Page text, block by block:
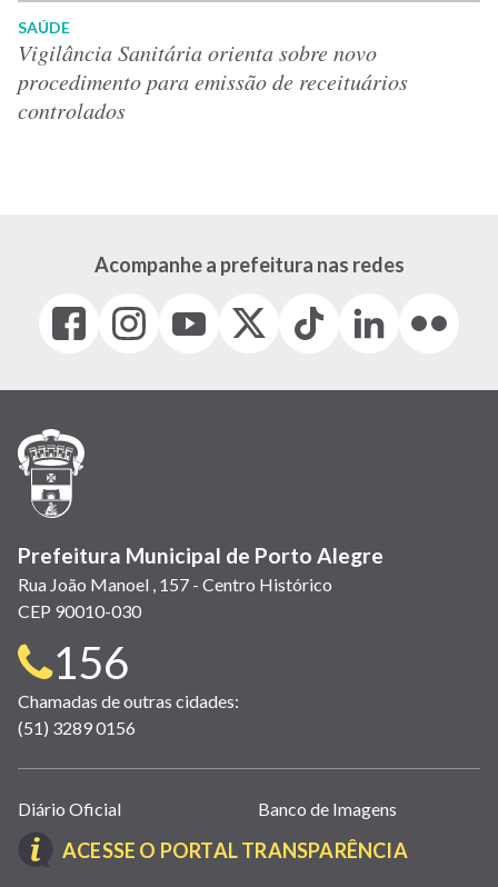
SAÚDE
Vigilância Sanitária orienta sobre novo
procedimento para emissão de receituários
controlados
Acompanhe a prefeitura nas redes
Facebook
(link
em
janela)
Instagram
(link
em
(link
em
(Antigo
(link
Tiktok
(link
em
LinkedIn
(link
em
(link
em
Prefeitura Municipal de Porto Alegre
Rua João Manoel , 157 - Centro Histórico
CEP 90010-030
Telefone
para
contato:
156
Chamadas de outras cidades:
(51) 3289 0156
Links
úteis
(abrem
Diário Oficial Banco de Imagens
ACESSE O PORTAL TRANSPARÊNCIA(LINK